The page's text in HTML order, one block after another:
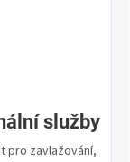
služby
pro zavlažování,